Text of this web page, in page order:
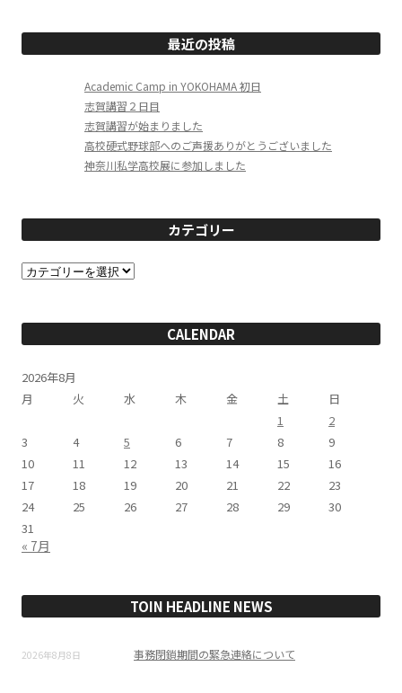
最近の投稿
Academic Camp in YOKOHAMA 初日
志賀講習２日目
志賀講習が始まりました
高校硬式野球部へのご声援ありがとうございました
神奈川私学高校展に参加しました
カテゴリー
カ
テ
ー
CALENDAR
2026年8月
月
火 水 木 金 土
日
1
2
3
4 5 6 7 8
9
10
11 12 13 14 15
16
17
18 19 20 21 22
23
24
25 26 27 28 29
30
31
« 7月
TOIN HEADLINE NEWS
2026年8月8日 事務閉鎖期間の緊急連絡について